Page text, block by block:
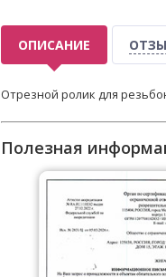
ОПИСАНИЕ
Отрезной ролик для
Полезная